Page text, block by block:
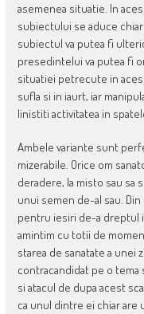
asemenea situatie. In
subiectului se aduce
subiectul va putea fi
presedintelui va putea fi
situatiei petrecute in
sufla si in iaurt, iar
linistiti activitatea in
Ambele variante sunt
mizerabile. Orice om
deradere, la misto sau sa
unui semen de-al sau.
pentru iesiri de-a dreptul
amintim cu totii de
starea de sanatate a unei
contracandidat pe o tema
si atacul de dupa acest
ca unul dintre ei chiar are